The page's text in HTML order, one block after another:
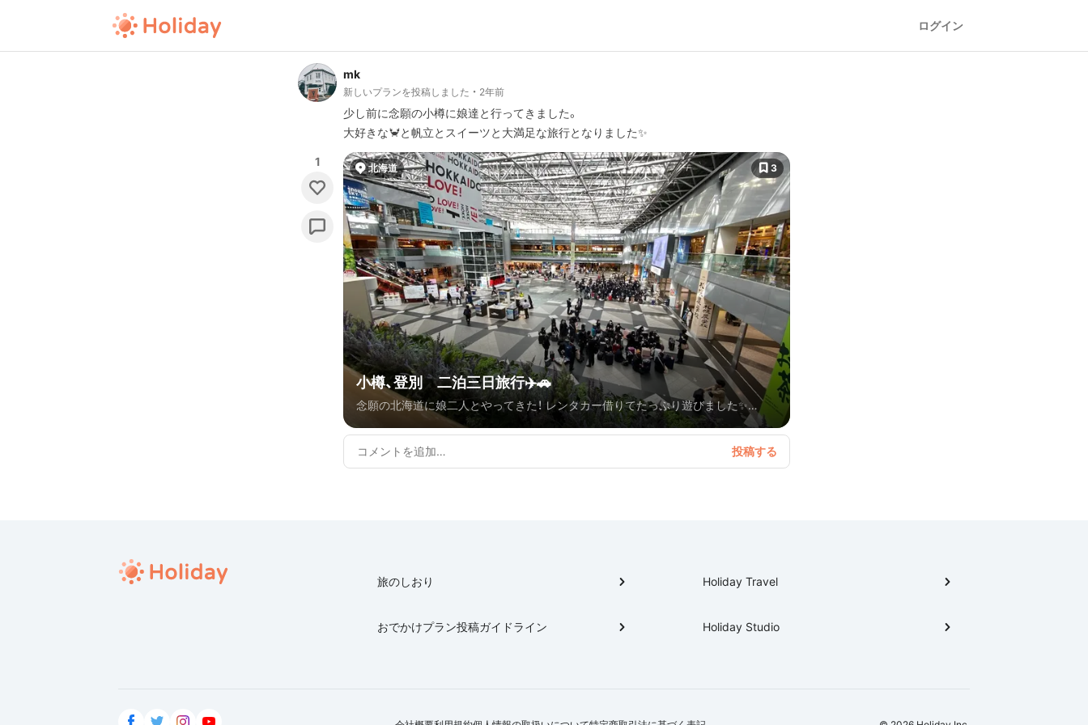
ログイン
mk
新しいプランを投稿しました 2年前
少し前に念願の小樽に娘達と行ってきました。
大好きな🦀と帆立とスイーツと大満足な旅行となりました✨
1 北海道 3
小樽、登別 二泊三日旅行✈️🚗
念願の北海道に娘二人とやってきた！ レンタカー借りてたっぷり遊びました✨
'24.0621〜23 (金〜日)
旅のしおり
おでかけプラン投稿ガイドライン
Holiday Travel
Holiday Studio